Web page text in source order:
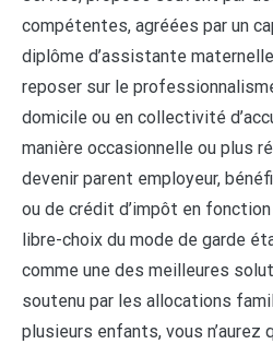
compétentes, agréées par un
diplôme d’assistante
reposer sur le
domicile ou en collectivité
manière occasionnelle ou plus
devenir parent employeur,
ou de crédit d’impôt en
libre-choix du mode de garde
comme une des meilleures
soutenu par les allocations
plusieurs enfants, vous n’aurez